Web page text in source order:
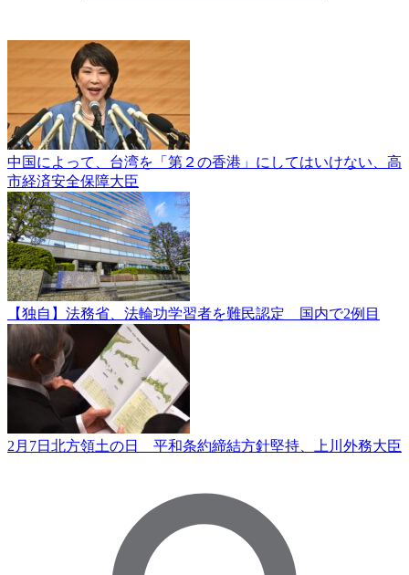
中国によって、台湾を「第２の香港」にしてはいけない、高
市経済安全保障大臣
【独自】法務省、法輪功学習者を難民認定 国内で2例目
2月7日北方領土の日 平和条約締結方針堅持、上川外務大臣